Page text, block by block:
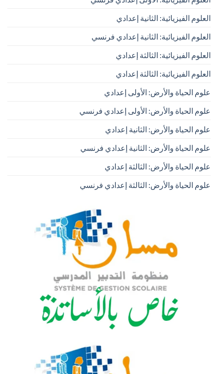
العلوم الفيزيائية: الثانية إعدادي
العلوم الفيزيائية: الثانية إعدادي فرنسي
العلوم الفيزيائية: الثالثة إعدادي
العلوم الفيزيائية: الثالثة إعدادي
علوم الحياة والأرض: الأولى إعدادي
علوم الحياة والأرض: الأولى إعدادي فرنسي
علوم الحياة والأرض: الثانية إعدادي
علوم الحياة والأرض: الثانية إعدادي فرنسي
علوم الحياة والأرض: الثالثة إعدادي
علوم الحياة والأرض: الثالثة إعدادي فرنسي